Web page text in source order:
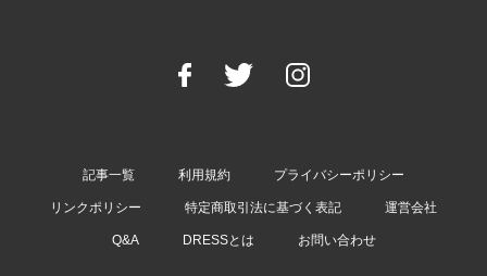
記事一覧 利用規約 プライバシーポリシー
リンクポリシー 特定商取引法に基づく表記 運営会社
Q&A DRESSとは お問い合わせ